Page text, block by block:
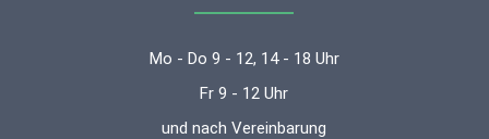
Mo - Do 9 - 12, 14 - 18 Uhr
Fr 9 - 12 Uhr
und nach Vereinbarung